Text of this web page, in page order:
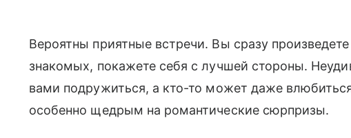
Вероятны приятные встречи. Вы сразу
знакомых, покажете себя с лучшей стороны.
вами подружиться, а кто-то может даже
особенно щедрым на романтические сюрпризы.